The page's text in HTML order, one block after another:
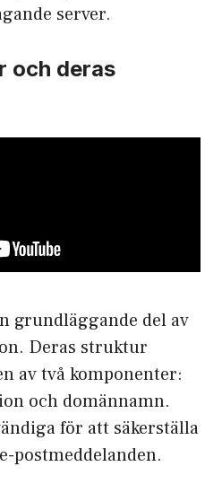
server.
och deras
grundläggande del av
Deras struktur
av två komponenter:
och domännamn.
för att säkerställa
postmeddelanden.